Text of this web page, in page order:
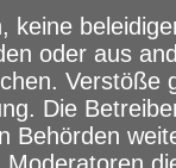
keine
oder aus
Verstöße
Die
Behörden